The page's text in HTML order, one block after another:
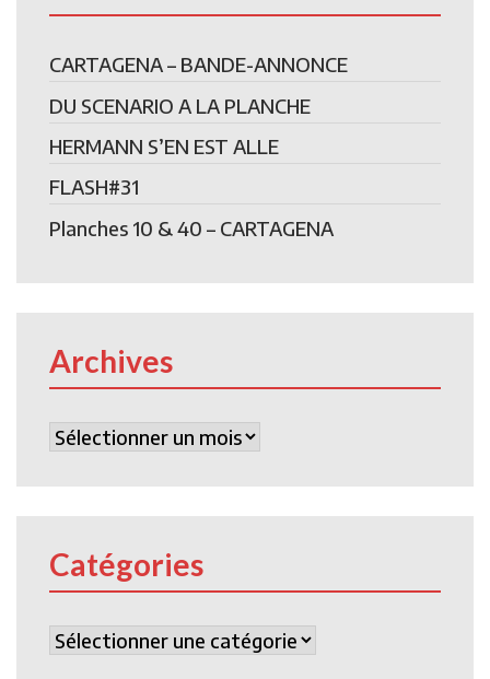
CARTAGENA – BANDE-ANNONCE
DU SCENARIO A LA PLANCHE
HERMANN S’EN EST ALLE
FLASH#31
Planches 10 & 40 – CARTAGENA
Archives
Archives
Catégories
Catégories